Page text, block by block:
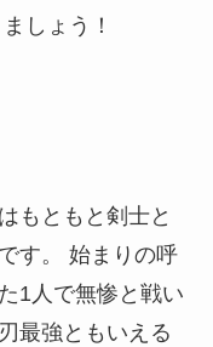
しょう！
もともと剣士と
す。 始まりの呼
1人で無惨と戦い
最強ともいえる